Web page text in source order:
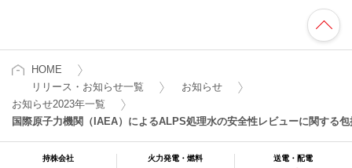
HOME
リリース・お知らせ一覧
お知らせ
お知らせ2023年一覧
国際原子力機関（IAEA）によるALPS処理水の安全性レビューに関する
持株会社 火力発電・燃料 送電・配電